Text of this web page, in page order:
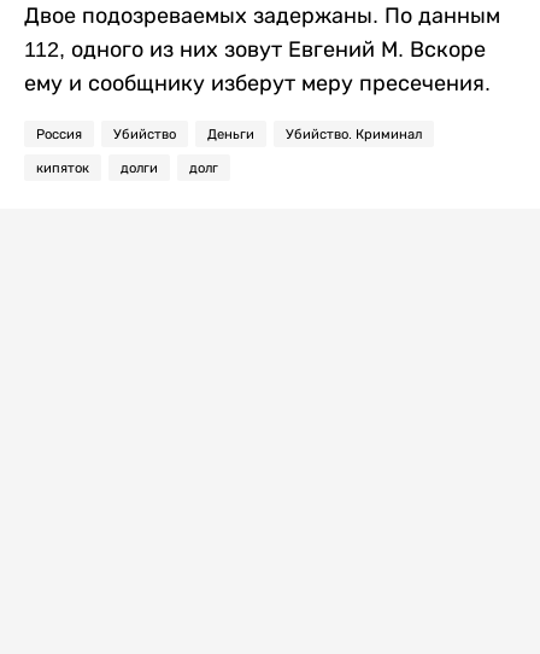
Двое подозреваемых задержаны. По данным
112, одного из них зовут Евгений М. Вскоре
ему и сообщнику изберут меру пресечения.
Россия Убийство Деньги Убийство. Криминал
кипяток долги долг